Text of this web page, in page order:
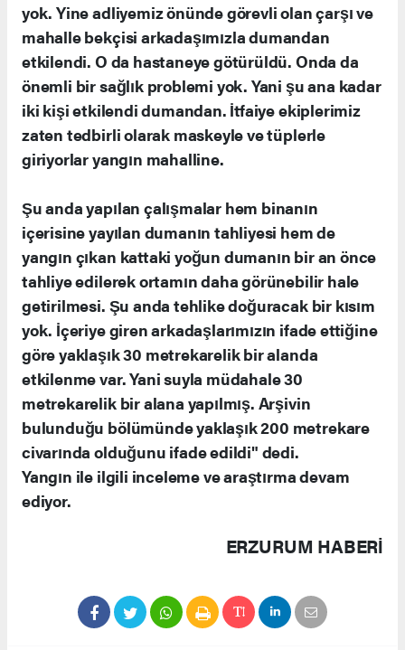
yok. Yine adliyemiz önünde görevli olan çarşı ve
mahalle bekçisi arkadaşımızla dumandan
etkilendi. O da hastaneye götürüldü. Onda da
önemli bir sağlık problemi yok. Yani şu ana kadar
iki kişi etkilendi dumandan. İtfaiye ekiplerimiz
zaten tedbirli olarak maskeyle ve tüplerle
giriyorlar yangın mahalline.
Şu anda yapılan çalışmalar hem binanın
içerisine yayılan dumanın tahliyesi hem de
yangın çıkan kattaki yoğun dumanın bir an önce
tahliye edilerek ortamın daha görünebilir hale
getirilmesi. Şu anda tehlike doğuracak bir kısım
yok. İçeriye giren arkadaşlarımızın ifade ettiğine
göre yaklaşık 30 metrekarelik bir alanda
etkilenme var. Yani suyla müdahale 30
metrekarelik bir alana yapılmış. Arşivin
bulunduğu bölümünde yaklaşık 200 metrekare
civarında olduğunu ifade edildi" dedi.
Yangın ile ilgili inceleme ve araştırma devam
ediyor.
ERZURUM HABERİ